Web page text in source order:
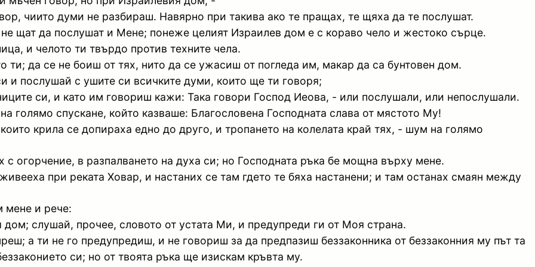
чиито думи не разбираш. Навярно при такива ако те пращах, те щяха да те послушат.
щат да послушат и Мене; понеже целият Израилев дом е с кораво чело и жестоко сърце.
и челото ти твърдо против техните чела.
ти; да се не боиш от тях, нито да се ужасиш от погледа им, макар да са бунтовен дом.
послушай с ушите си всичките думи, които ще ти говоря;
си, и като им говориш кажи: Така говори Господ Иеова, - или послушали, или непослушали.
голямо спускане, който казваше: Благословена Господната слава от мястото Му!
крила се допираха едно до друго, и тропането на колелата край тях, - шум на голямо
огорчение, в разпалването на духа си; но Господната ръка бе мощна върху мене.
при реката Ховар, и настаних се там гдето те бяха настанени; и там останах смаян между
мене и рече:
слушай, прочее, словото от устата Ми, и предупреди ги от Моя страна.
а ти не го предупредиш, и не говориш за да предпазиш беззаконника от беззаконния му път та
си; но от твоята ръка ще изискам кръвта му.